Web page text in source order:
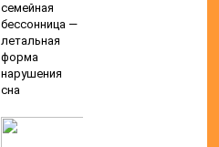
семейная
бессонница —
летальная
форма
нарушения
сна